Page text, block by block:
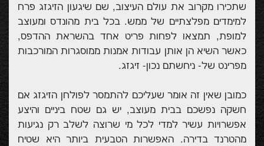
שתכירו מקרוב את עולם העיצוב, שם שיגעון הזיגזג פרח
למימדים מפלצתיים של ממש. בכל בית מהונדס ומעוצב
למופת, תמצאו לפחות פריט אחד בהשראת ההדפס,
כאשר השיא הן אותן עבודות אמנות ממוסגרות המורכבות
מפרינט של- ניחשתם נכון- זיגזג.
כמובן שאין זה אומר שעליכם להתמסר לפולחן הזיגזג אם
חשקה נפשכם בבית מעוצב, יש גם שטח ביניים והיצע
אפשרויות עשיר למדי לכל מי שרוצה לשלב רק נגיעות
מהטרנד בדירה. האפשרות הטבעית ביותר היא שטיח